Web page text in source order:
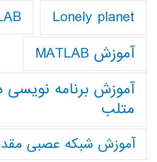
Lonely planet
آموزش MATLAB
آموزش برنامه نویسی
متلب
آموزش شبکه عصبی